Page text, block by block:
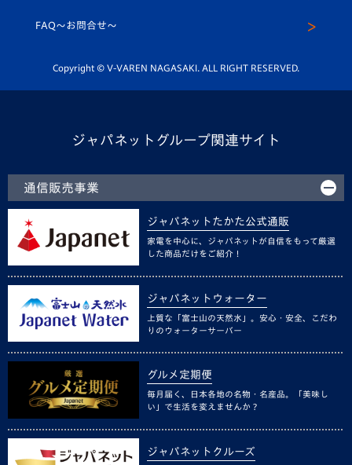
平和祈念活動
ホームタウン活動
スクール
FAQ〜お問合せ〜
Copyright © V-VAREN NAGASAKI. ALL RIGHT RESERVED.
ジャパネットグループ関連サイト
通信販売事業
ジャパネットたかた公式通販
家電を中心に、ジャパネットが自信をもって厳選
した商品だけをご紹介！
ジャパネットウォーター
上質な「富士山の天然水」。安心・安全、こだわ
りのウォーターサーバー
グルメ定期便
毎月届く、日本各地の名物・名産品。「美味し
い」で生活を変えませんか？
ジャパネットクルーズ